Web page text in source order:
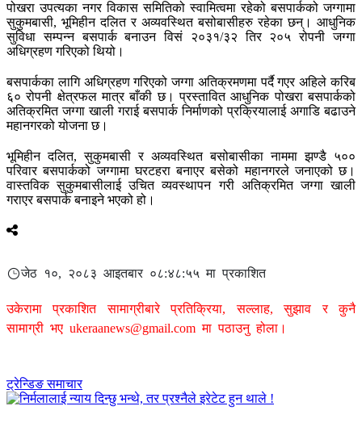
पोखरा उपत्यका नगर विकास समितिको स्वामित्वमा रहेको बसपार्कको जग्गामा
सुकुमबासी, भूमिहीन दलित र अव्यवस्थित बसोबासीहरु रहेका छन्। आधुनिक
सुविधा सम्पन्न बसपार्क बनाउन विसं २०३१/३२ तिर २०५ रोपनी जग्गा
अधिग्रहण गरिएको थियो।
बसपार्कका लागि अधिग्रहण गरिएको जग्गा अतिक्रमणमा पर्दै गएर अहिले करिब
६० रोपनी क्षेत्रफल मात्र बाँकी छ। प्रस्तावित आधुनिक पोखरा बसपार्कको
अतिक्रमित जग्गा खाली गराई बसपार्क निर्माणको प्रक्रियालाई अगाडि बढाउने
महानगरको योजना छ।
भूमिहीन दलित, सुकुमबासी र अव्यवस्थित बसोबासीका नाममा झण्डै ५००
परिवार बसपार्कको जग्गामा घरटहरा बनाएर बसेको महानगरले जनाएको छ।
वास्तविक सुकुमबासीलाई उचित व्यवस्थापन गरी अतिक्रमित जग्गा खाली
गराएर बसपार्क बनाइने भएको हो।
जेठ १०, २०८३ आइतबार ०८:४८:५५ मा प्रकाशित
उकेरामा प्रकाशित सामाग्रीबारे प्रतिक्रिया, सल्लाह, सुझाव र कुनै
सामाग्री भए ukeraanews@gmail.com मा पठाउनु होला।
ट्रेन्डिङ समाचार